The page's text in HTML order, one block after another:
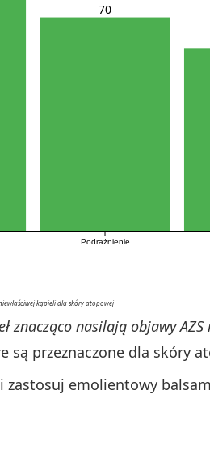
Podrażnienie
70
kąpieli dla skóry atopowej
znacząco nasilają objawy
są przeznaczone dla skóry
emolientowy